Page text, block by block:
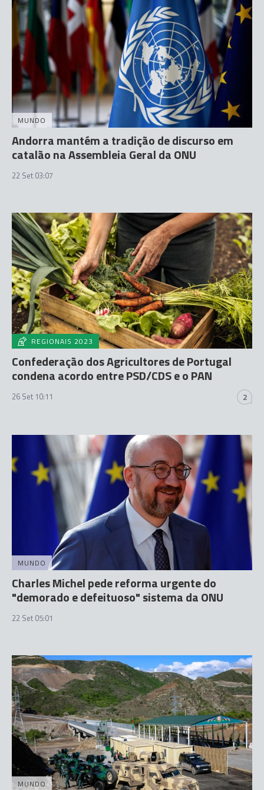
MUNDO
Andorra mantém a tradição de discurso em
catalão na Assembleia Geral da ONU
22 Set 03:07
REGIONAIS 2023
Confederação dos Agricultores de Portugal
condena acordo entre PSD/CDS e o PAN
26 Set 10:11 2
MUNDO
Charles Michel pede reforma urgente do
"demorado e defeituoso" sistema da ONU
22 Set 05:01
MUNDO